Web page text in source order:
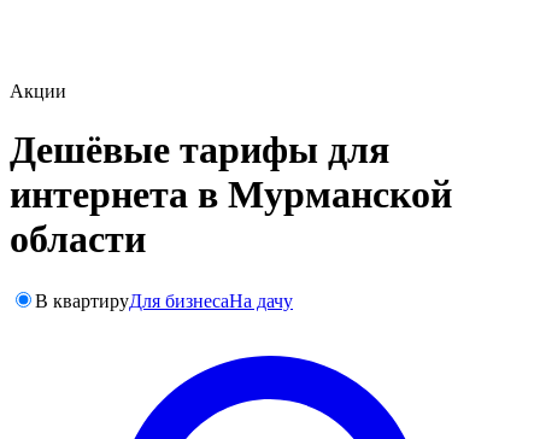
Акции
Дешёвые тарифы для
интернета в Мурманской
области
В квартируДля бизнесаНа дачу